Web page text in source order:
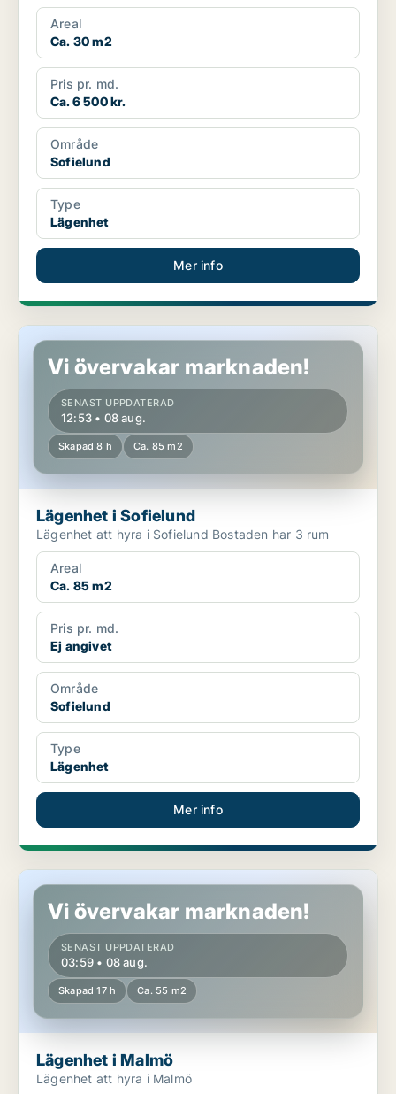
Areal
Ca. 30 m2
Pris pr. md.
Ca. 6 500 kr.
Område
Sofielund
Type
Lägenhet
Mer info
Lägenhet i Sofielund
Vi övervakar marknaden!
SENAST UPPDATERAD
12:53 • 08 aug.
Skapad 8 h Ca. 85 m2
Lägenhet i Sofielund
Lägenhet att hyra i Sofielund Bostaden har 3 rum
Areal
Ca. 85 m2
Pris pr. md.
Ej angivet
Område
Sofielund
Type
Lägenhet
Mer info
Lägenhet i Malmö
Vi övervakar marknaden!
SENAST UPPDATERAD
03:59 • 08 aug.
Skapad 17 h Ca. 55 m2
Lägenhet i Malmö
Lägenhet att hyra i Malmö